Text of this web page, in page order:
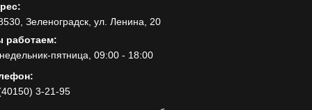
Зеленоградск, ул. Ленина, 20
работаем:
пятница, 09:00 - 18:00
3-21-95